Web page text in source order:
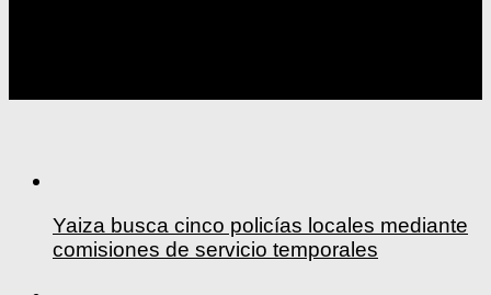
Yaiza busca cinco policías locales mediante
comisiones de servicio temporales